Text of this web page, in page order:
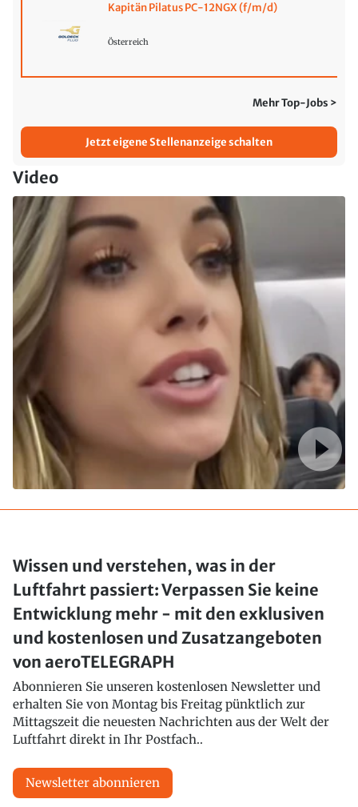
Kapitän Pilatus PC-12NGX (f/m/d)
Österreich
Mehr Top-Jobs >
Jetzt eigene Stellenanzeige schalten
Video
Wissen und verstehen, was in der
Luftfahrt passiert: Verpassen Sie keine
Entwicklung mehr - mit den exklusiven
und kostenlosen und Zusatzangeboten
von aeroTELEGRAPH
Abonnieren Sie unseren kostenlosen Newsletter und
erhalten Sie von Montag bis Freitag pünktlich zur
Mittagszeit die neuesten Nachrichten aus der Welt der
Luftfahrt direkt in Ihr Postfach..
Newsletter abonnieren